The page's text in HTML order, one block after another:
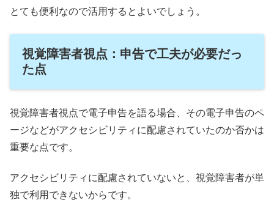
とても便利なので活用するとよいでしょう。
視覚障害者視点：申告で工夫が必要だっ
た点
視覚障害者視点で電子申告を語る場合、その電子申告のペ
ージなどがアクセシビリティに配慮されていたのか否かは
重要な点です。
アクセシビリティに配慮されていないと、視覚障害者が単
独で利用できないからです。